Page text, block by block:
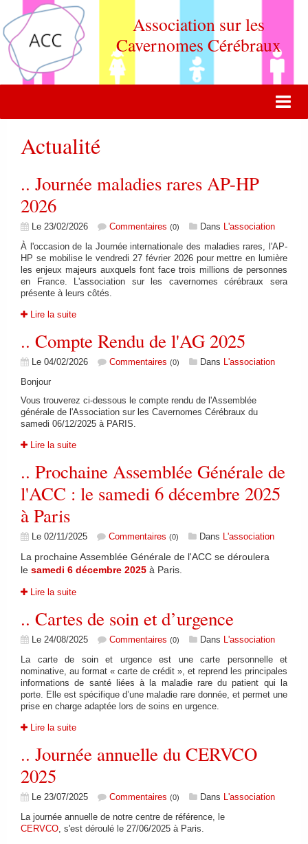
Association sur les
Cavernomes Cérébraux
VIE DE L'ASSOCIATION
FORUM DE DISCUSSION
CONTACT
ADHERER
Actualité
.. Journée maladies rares AP-HP
2026
Le 23/02/2026 Commentaires (0) Dans L'association
À l'occasion de la Journée internationale des maladies rares, l'AP-
HP se mobilise le vendredi 27 février 2026 pour mettre en lumière
les enjeux majeurs auxquels font face trois millions de personnes
en France. L'association sur les cavernomes cérébraux sera
présente à leurs côtés.
Lire la suite
.. Compte Rendu de l'AG 2025
Le 04/02/2026 Commentaires (0) Dans L'association
Bonjour
Vous trouverez ci-dessous le compte rendu de l'Assemblée
générale de l'Association sur les Cavernomes Cérébraux du
samedi 06/12/2025 à PARIS.
Lire la suite
.. Prochaine Assemblée Générale de
l'ACC : le samedi 6 décembre 2025
à Paris
Le 02/11/2025 Commentaires (0) Dans L'association
La prochaine Assemblée Générale de l'ACC se déroulera
le samedi 6 décembre 2025 à Paris.
Lire la suite
.. Cartes de soin et d’urgence
Le 24/08/2025 Commentaires (0) Dans L'association
La carte de soin et urgence est une carte personnelle et
nominative, au format « carte de crédit », et reprend les principales
informations de santé liées à la maladie rare du patient qui la
porte. Elle est spécifique d’une maladie rare donnée, et permet une
prise en charge adaptée lors de soins en urgence.
Lire la suite
.. Journée annuelle du CERVCO
2025
Le 23/07/2025 Commentaires (0) Dans L'association
La journée annuelle de notre centre de référence, le
CERVCO, s'est déroulé le 27/06/2025 à Paris.